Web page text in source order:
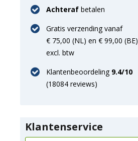
Achteraf betalen
Gratis verzending vanaf
€ 75,00 (NL) en € 99,00 (BE)
excl. btw
Klantenbeoordeling 9.4/10
(18084 reviews)
Klantenservice